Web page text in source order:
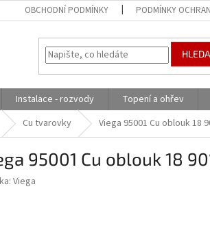
OBCHODNÍ PODMÍNKY PODMÍNKY
Instalace - rozvody Topení a ohřev
Cu tvarovky Viega 95001 Cu oblouk 18
95001 Cu oblouk 18
Viega